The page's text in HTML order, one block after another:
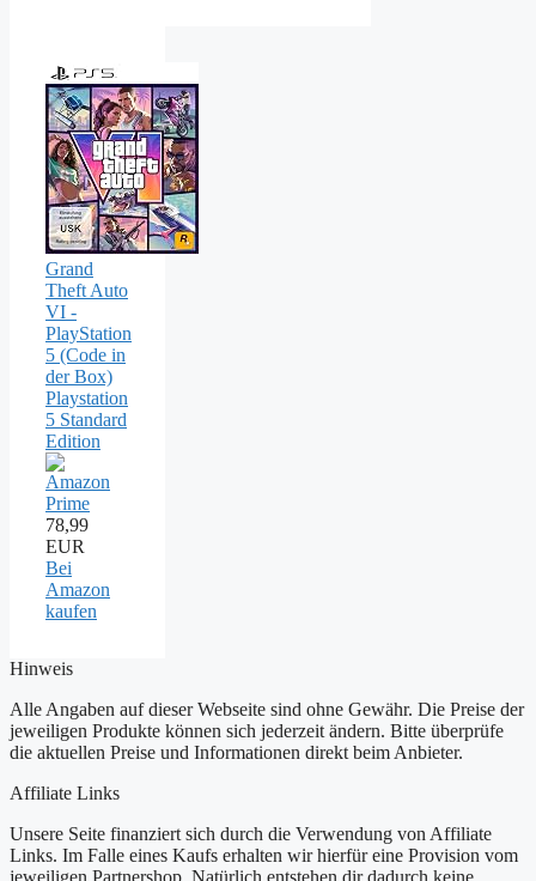
Grand
Theft Auto
VI -
PlayStation
5 (Code in
der Box)
Playstation
5 Standard
Edition
78,99
EUR
Bei
Amazon
kaufen
Hinweis
Alle Angaben auf dieser Webseite sind ohne Gewähr. Die Preise der
jeweiligen Produkte können sich jederzeit ändern. Bitte überprüfe
die aktuellen Preise und Informationen direkt beim Anbieter.
Affiliate Links
Unsere Seite finanziert sich durch die Verwendung von Affiliate
Links. Im Falle eines Kaufs erhalten wir hierfür eine Provision vom
jeweiligen Partnershop. Natürlich entstehen dir dadurch keine